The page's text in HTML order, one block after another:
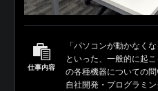
仕事内容
「パソコンが動かなく
といった、一般的に起
の各種機器についての
自社開発・プログラミ